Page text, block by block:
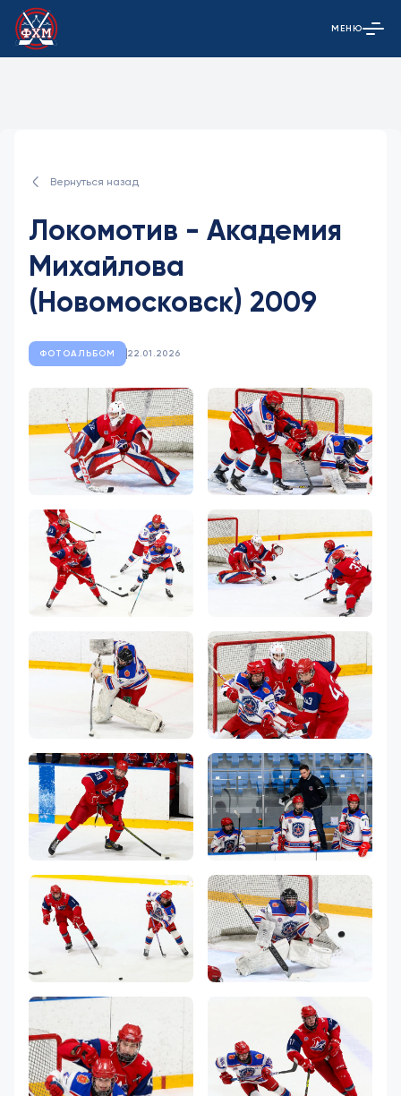
Открыть
МЕНЮ
Вернуться назад
Локомотив - Академия
Михайлова
(Новомосковск) 2009
ФОТОАЛЬБОМ 22.01.2026